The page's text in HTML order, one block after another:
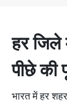
हर जिले
पीछे की
भारत में हर शहर